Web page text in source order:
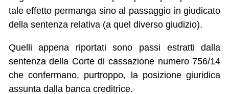
tale effetto permanga sino al passaggio in giudicato
della sentenza relativa (a quel diverso giudizio).
Quelli appena riportati sono passi estratti dalla
sentenza della Corte di cassazione numero 756/14
che confermano, purtroppo, la posizione giuridica
assunta dalla banca creditrice.